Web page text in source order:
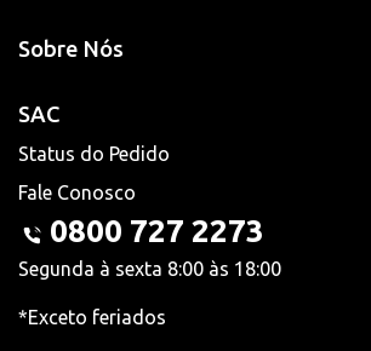
Sobre Nós
SAC
Status do Pedido
Fale Conosco
0800 727 2273
Segunda à sexta 8:00 às 18:00
*Exceto feriados